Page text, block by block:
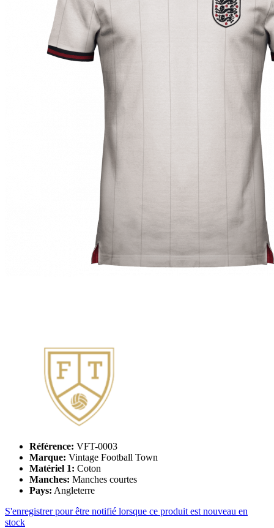
Référence: VFT-0003
Marque: Vintage Football Town
Matériel 1: Coton
Manches: Manches courtes
Pays: Angleterre
S'enregistrer pour être notifié lorsque ce produit est nouveau en
stock